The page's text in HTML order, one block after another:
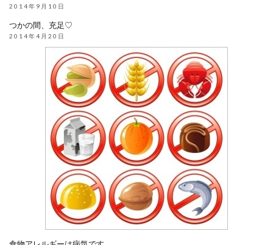
2014年9月10日
つかの間、充足♡
2014年4月20日